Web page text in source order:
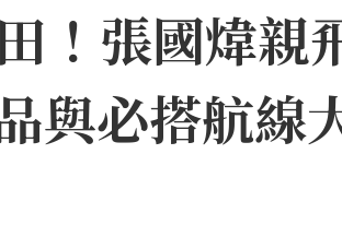
！張國煒親
與必搭航線